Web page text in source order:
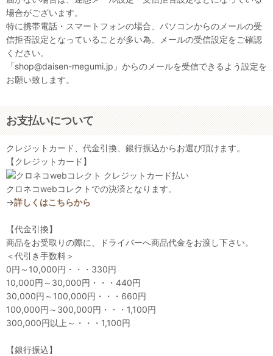
場合がございます。
特に携帯電話・スマートフォンの場合、パソコンからのメールの受
信拒否設定となっていることが多い為、メールの受信設定をご確認
ください。
「shop@daisen-megumi.jp」からのメールを受信できるよう設定を
お願い致します。
お支払いについて
クレジットカード、代金引換、銀行振込からお選び頂けます。
【クレジットカード】
クロネコwebコレクトでの決済となります。
→詳しくはこちらから
【代金引換】
商品をお受取りの際に、ドライバーへ商品代金をお渡し下さい。
＜代引き手数料＞
0円～10,000円・・・330円
10,000円～30,000円・・・440円
30,000円～100,000円・・・660円
100,000円～300,000円・・・1,100円
300,000円以上～・・・1,100円
【銀行振込】